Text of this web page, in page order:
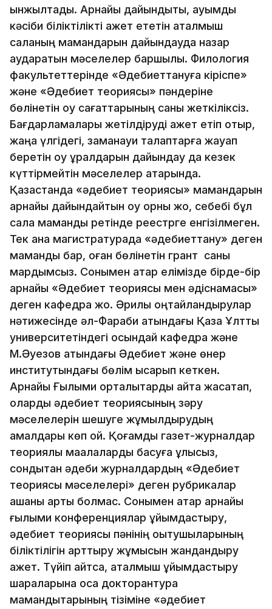
қынжылтады. Арнайы дайындықты, ауқымды
кәсіби біліктілікті қажет ететін аталмыш
саланың мамандарын дайындауда назар
аударатын мәселелер баршылық. Филология
факультеттерінде «Әдебиеттануға кіріспе»
және «Әдебиет теориясы» пәндеріне
бөлінетін оқу сағаттарының саны жеткіліксіз.
Бағдарламалары жетілдіруді қажет етіп отыр,
жаңа үлгідегі, заманауи талаптарға жауап
беретін оқу құралдарын дайындау да кезек
күттірмейтін мәселелер қатарында.
Қазақстанда «әдебиет теориясы» мамандарын
арнайы дайындайтын оқу орны жоқ, себебі бұл
сала мамандық ретінде реестрге енгізілмеген.
Тек қана магистратурада «әдебиеттану» деген
мамандық бар, оған бөлінетін грант саны
мардымсыз. Сонымен қатар елімізде бірде-бір
арнайы «Әдебиет теориясы мен әдіснамасы»
деген кафедра жоқ. Әрқилы оңтайландырулар
нәтижесінде әл-Фараби атындағы Қазақ Ұлттық
университетіндегі осындай кафедра және
М.Әуезов атындағы Әдебиет және өнер
институтындағы бөлім қысқарып кеткен.
Арнайы Ғылыми орталықтарды қайта жасақтап,
оларды әдебиет теориясының зәру
мәселелерін шешуге жұмылдырудың
амалдары көп қой. Қоғамдық газет-журналдар
теориялық мақалаларды басуға құлықсыз,
сондықтан әдеби журналдардың «Әдебиет
теориясы мәселелері» деген рубрикалар
ашқаны артық болмас. Сонымен қатар арнайы
ғылыми конференциялар ұйымдастыру,
әдебиет теориясы пәнінің оқытушыларының
біліктілігін арттыру жұмысын жандандыру
қажет. Түйіп айтсақ, аталмыш ұйымдастыру
шараларына қоса докторантура
мамандықтарының тізіміне «әдебиет